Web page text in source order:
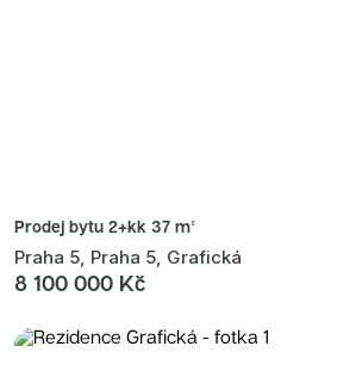
Prodej bytu 2+kk 37 m²
Praha 5, Praha 5, Grafická
8 100 000 Kč